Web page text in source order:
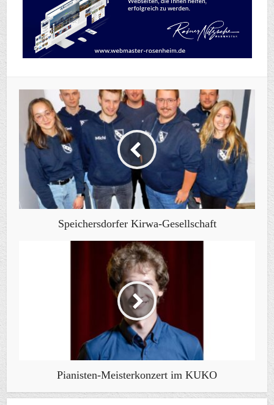
Speichersdorfer Kirwa-Gesellschaft
Pianisten-Meisterkonzert im KUKO